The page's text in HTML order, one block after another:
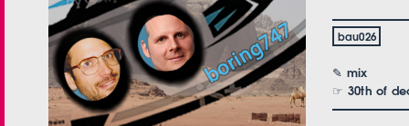
bau026
✎ mix
☞ 30th of